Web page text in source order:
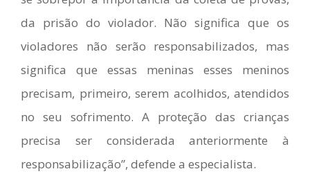
da prisão do violador. Não significa que os
violadores não serão responsabilizados, mas
significa que essas meninas esses meninos
precisam, primeiro, serem acolhidos, atendidos
no seu sofrimento. A proteção das crianças
precisa ser considerada anteriormente à
responsabilização”, defende a especialista.